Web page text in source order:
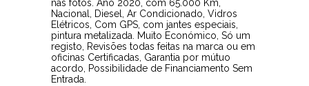
nas fotos. Ano 2020, com 65.000 Km,
Nacional, Diesel, Ar Condicionado, Vidros
Elétricos, Com GPS, com jantes especiais,
pintura metalizada. Muito Económico, Só um
registo, Revisões todas feitas na marca ou em
oficinas Certificadas, Garantia por mútuo
acordo, Possibilidade de Financiamento Sem
Entrada.